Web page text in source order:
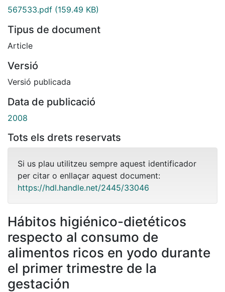
567533.pdf (159.49 KB)
Tipus de document
Article
Versió
Versió publicada
Data de publicació
2008
Tots els drets reservats
Si us plau utilitzeu sempre aquest identificador
per citar o enllaçar aquest document:
https://hdl.handle.net/2445/33046
Hábitos higiénico-dietéticos
respecto al consumo de
alimentos ricos en yodo durante
el primer trimestre de la
gestación